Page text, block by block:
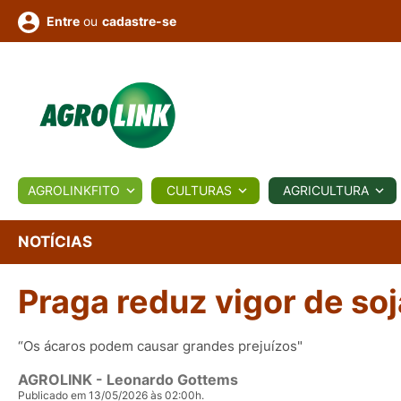
BIOLÓGICOS COTAÇÕES NOTÍCIAS
Conversor Colunistas Eventos
e
Vídeos
Entre ou cadastre-se
AGROLINKFITO CULTURAS AGRICULTURA
NOTÍCIAS
Praga reduz vigor de
“Os ácaros podem causar grandes prejuízos"
AGROLINK - Leonardo Gottems
Publicado em 13/05/2026 às 02:00h.